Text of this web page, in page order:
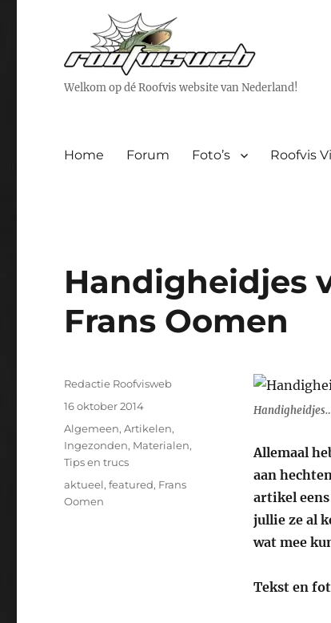
Welkom op dé Roofvis website van Nederland!
Home Forum Foto’s Roofvis
Handigheidjes
Frans Oomen
Allemaal
aan
artikel eens
jullie ze al
wat mee
Tekst en
Auteur
Redactie Roofvisweb
Geplaatst
op
16 oktober 2014
Categorieën
Algemeen,Artikelen,
Ingezonden, Materialen,
Tips en trucs
Tags
aktueel,featured, Frans
Oomen